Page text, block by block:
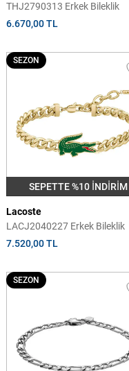
THJ2790313 Erkek Bileklik
6.670,00 TL
SEPETTE %10 İNDİRİM
SEZON
Lacoste
LACJ2040227 Erkek Bileklik
7.520,00 TL
SEZON